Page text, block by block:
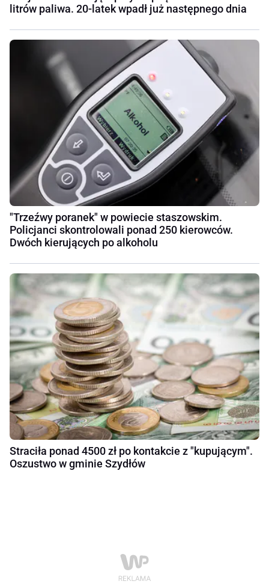
litrów paliwa. 20-latek wpadł już następnego dnia
"Trzeźwy poranek" w powiecie staszowskim.
Policjanci skontrolowali ponad 250 kierowców.
Dwóch kierujących po alkoholu
Straciła ponad 4500 zł po kontakcie z "kupującym".
Oszustwo w gminie Szydłów